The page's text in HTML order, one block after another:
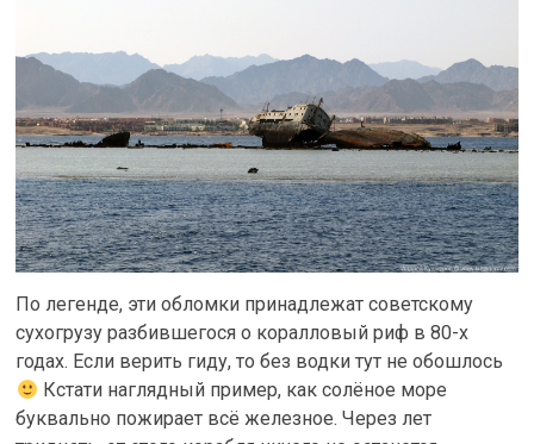
По легенде, эти обломки принадлежат советскому
сухогрузу разбившегося о коралловый риф в 80-х
годах. Если верить гиду, то без водки тут не обошлось
Кстати наглядный пример, как солёное море
буквально пожирает всё железное. Через лет